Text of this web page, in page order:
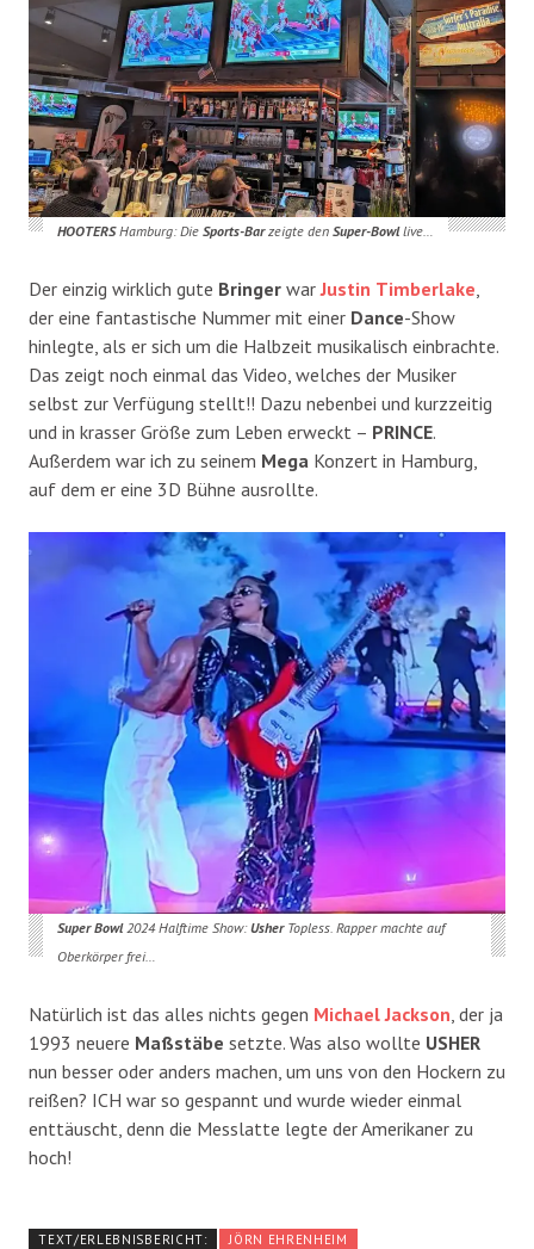
HOOTERSHamburg: Die Sports-Barzeigte den Super-Bowllive…
Der einzig wirklich gute Bringer warJustin Timberlake
der eine fantastische Nummer mit einer Dance-Show
hinlegte, als er sich um die Halbzeit musikalisch einbrachte.
Das zeigt noch einmal das Video, welches der Musiker
selbst zur Verfügung stellt!! Dazu nebenbei und kurzzeitig
und in krasser Größe zum Leben erweckt – PRINCE.
Außerdem war ich zu seinem Mega Konzert in Hamburg,
auf dem er eine 3D Bühne ausrollte.
Super Bowl2024 Halftime Show:UsherTopless. Rapper machte auf
Oberkörper frei…
Natürlich ist das alles nichts gegen Michael Jackson , der ja
1993 neuere Maßstäbe setzte. Was also wollte USHER
nun besser oder anders machen, um uns von den Hockern zu
reißen? ICH war so gespannt und wurde wieder einmal
enttäuscht, denn die Messlatte legte der Amerikaner zu
hoch!
TEXT/ERLEBNISBERICHT:
JÖRN EHRENHEIM